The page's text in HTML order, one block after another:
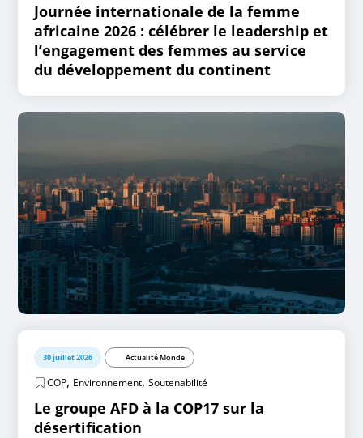
Journée internationale de la femme
africaine 2026 : célébrer le leadership et
l’engagement des femmes au service
du développement du continent
30 juillet 2026 Actualité Monde
COP, Environnement,Soutenabilité
Le groupe AFD à la COP17 sur la
désertification